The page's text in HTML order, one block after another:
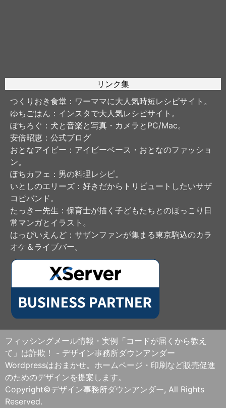
リンク集
つくりおき食堂 ：ワーママに大人気時短レシピサイト。
ゆちごはん ：インスタで大人気レシピサイト。
ぽちろぐ ：犬と音楽と写真・カメラとPC/Mac。
安倍昭恵 ：公式ブログ
おとなアイビー ：アイビーベース・おとなのファッショ
ン。
ぽちカフェ ：男の料理レシピ。
いとしのエリーズ ：好きだからトリビュートしたいサザ
コピバンド。
たっきー先生 ：保育士が描く子どもたちとのほっこり日
常マンガとイラスト。
はっぴいえんど ：サザンファンが集まる東京駒込のカラ
オケ＆ライブバー。
フィッシングメール情報・実例「コードが届くから教え
て」は詐欺！ - デザイン事務所ダウンアンダー
Wordpressはおまかせ。ホームページ・印刷など販売促進
のためのデザインを提案します。
Copyright©デザイン事務所ダウンアンダー, All Rights
Reserved.